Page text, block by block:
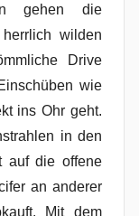
gehen die
wilden
Drive
wie
ins Ohr geht.
in den
auf die offene
an anderer
Mit dem